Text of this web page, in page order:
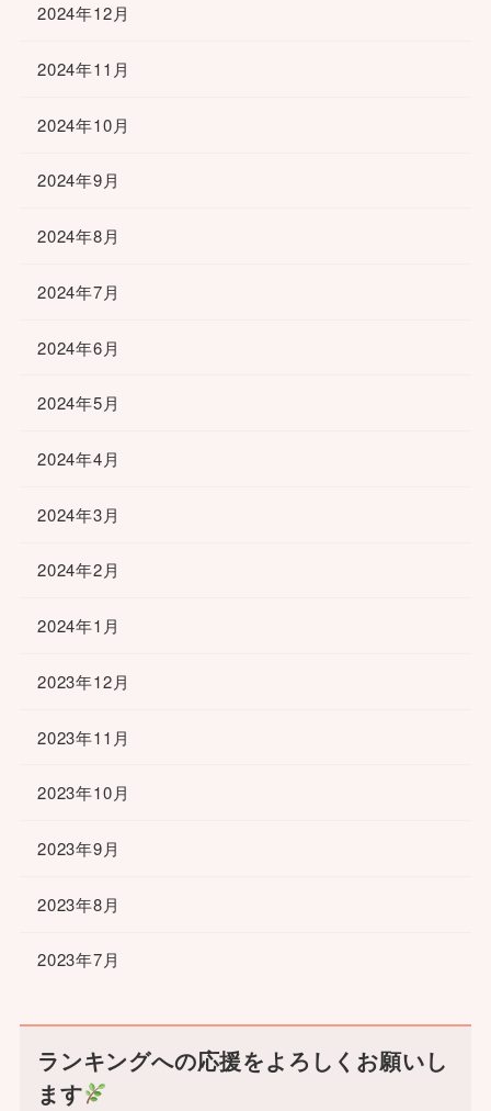
2024年12月
2024年11月
2024年10月
2024年9月
2024年8月
2024年7月
2024年6月
2024年5月
2024年4月
2024年3月
2024年2月
2024年1月
2023年12月
2023年11月
2023年10月
2023年9月
2023年8月
2023年7月
ランキングへの応援をよろしくお願いし
ます